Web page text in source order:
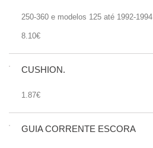
250-360 e modelos 125 até 1992-1994
8.10€
CUSHION.
1.87€
GUIA CORRENTE ESCORA